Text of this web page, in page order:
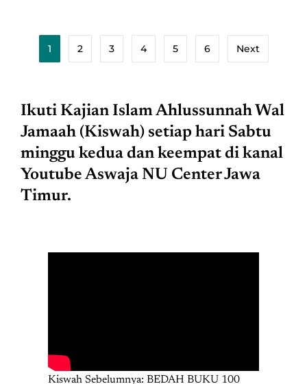
1 2 3 4 5 6 Next
Ikuti Kajian Islam Ahlussunnah Wal
Jamaah (Kiswah) setiap hari Sabtu
minggu kedua dan keempat di kanal
Youtube Aswaja NU Center Jawa
Timur.
Kiswah Sebelumnya: BEDAH BUKU 100